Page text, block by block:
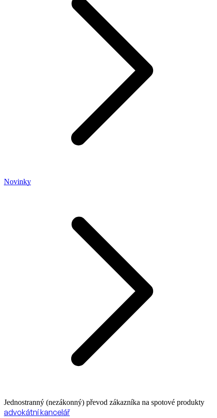
Novinky
Jednostranný (nezákonný) převod zákazníka na spotové produkty
advokátní kancelář